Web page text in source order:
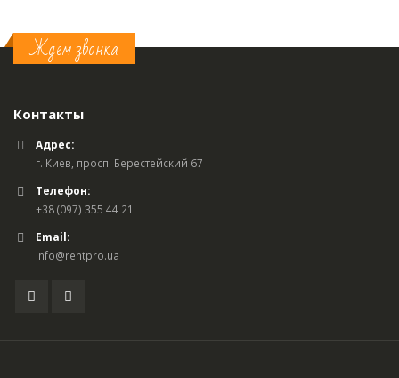
Ждем звонка
Контакты
Адрес:
г. Киев, просп. Берестейский 67
Телефон:
+38 (097) 355 44 21
Email:
info@rentpro.ua